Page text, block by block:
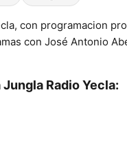
con programacion
con José Antonio
Radio Yecla: